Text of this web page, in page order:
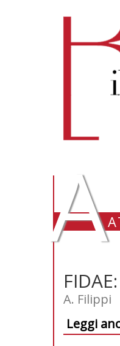
A
A. Filippi
Leggi